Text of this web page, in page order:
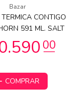
Bazar
CONTIGO
591 ML. SALT
COMPRAR
00 $46.542